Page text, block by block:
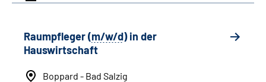
Raumpfleger (m/w/d) in der
Hauswirtschaft
Boppard - Bad Salzig